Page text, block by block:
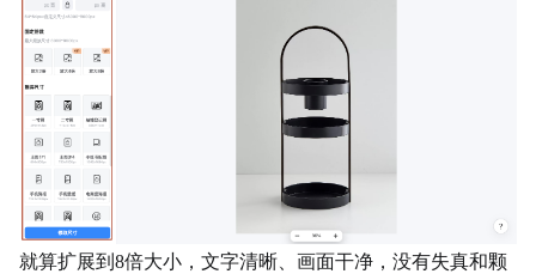
就算扩展到8倍大小，文字清晰、画面干净，没有失真和颗